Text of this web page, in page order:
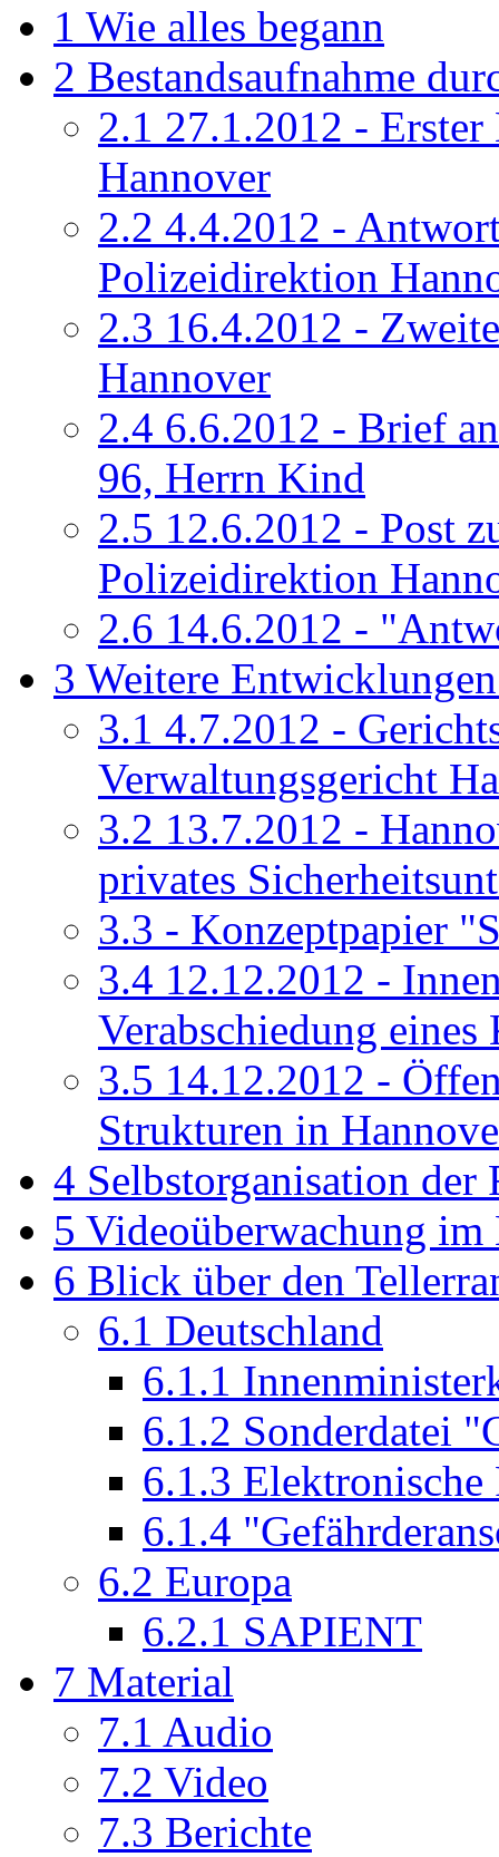
1 Wie alles begann
2 Bestandsaufnahme
2.1 27.1.2012 -
Hannover
2.2 4.4.2012 -
Polizeidirektion
2.3 16.4.2012 -
Hannover
2.4 6.6.2012 - Brief
96, Herrn Kind
2.5 12.6.2012 - Post
Polizeidirektion
2.6 14.6.2012 -
3 Weitere
3.1 4.7.2012 -
Verwaltungsgericht
3.2 13.7.2012 -
privates
3.3 - Konzeptpapier
3.4 12.12.2012 -
Verabschiedung
3.5 14.12.2012 -
Strukturen in
4 Selbstorganisation der
5 Videoüberwachung im
6 Blick über den
6.1 Deutschland
6.1.1
6.1.2 Sonderdatei
6.1.3 Elektronische
6.1.4
6.2 Europa
6.2.1 SAPIENT
7 Material
7.1 Audio
7.2 Video
7.3 Berichte